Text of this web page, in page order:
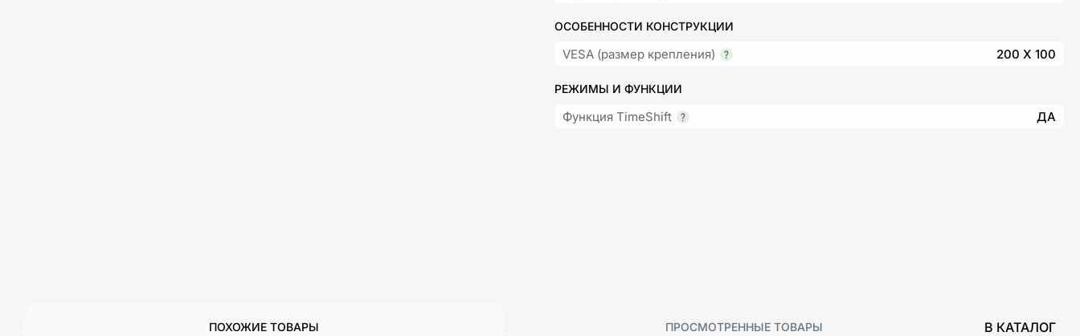
ОСОБЕННОСТИ КОНСТРУКЦИИ
VESA (размер крепления) 200 X 100
РЕЖИМЫ И ФУНКЦИИ
Функция TimeShift ДА
ПОХОЖИЕ ТОВАРЫ ПРОСМОТРЕННЫЕ ТОВАРЫ В КАТАЛОГ